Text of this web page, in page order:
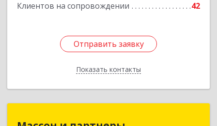
Клиентов на сопровождении 42
Отправить заявку
Показать контакты
Отправить заявку
Назад